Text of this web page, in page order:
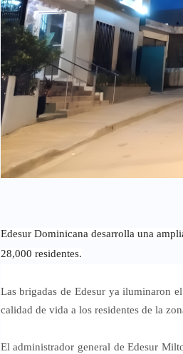
Edesur Dominicana desarrolla una
28,000 residentes.
Las brigadas de Edesur ya iluminaron
calidad de vida a los residentes de la
El administrador general de Edesur